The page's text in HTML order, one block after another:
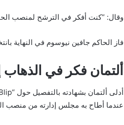
وقال: “كنت أفكر في الترشح لمنصب
فاز الحاكم جافين نيوسوم في النهاية
ألتمان فكر في
عندما أطاح به مجلس إدارته من منصب